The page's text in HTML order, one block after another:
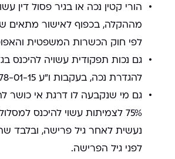
הורי קטין נכה או בגיר פסול דין
מההקלה, בכפוף לאישור מתאים
לפי חוק הכשרות המשפטית
להגדרת נכה, בעקבות ו"ע 10978-01-15 אלפרסי.
גם מי שנקבעה לו דרגת אי כושר
75% לצמיתות עשוי להיכנס
נעשית לאחר גיל פרישה, ובלבד
לפני גיל הפרישה.